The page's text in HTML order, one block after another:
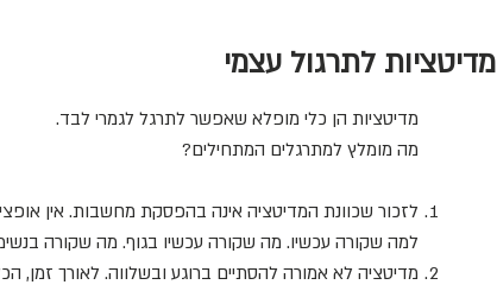
מדיטציות לתרגול עצמי
מדיטציות הן כלי מופלא שאפשר לתרגל לגמרי לבד.
מה מומלץ למתרגלים המתחילים?
לזכור שכוונת המדיטציה אינה בהפסקת מחשבות. אין
למה שקורה עכשיו. מה שקורה עכשיו בגוף. מה שקורה
מדיטציה לא אמורה להסתיים ברוגע ובשלווה. לאורך